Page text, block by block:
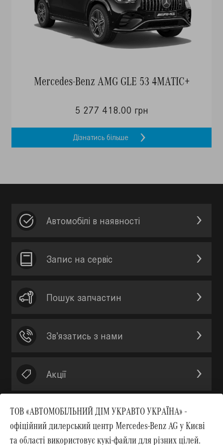
Mercedes-Benz AMG GLE 53 4MATIC+
5 277 418.00 грн
Дізнатись більше
ТОВ «АВТОМОБІЛЬНИЙ ДІМ УКРАВТО УКРАЇНА» -
офіційний дилерський центр Mercedes-Benz AG у Києві
та області використовує кукі-файли для різних цілей.
Автомобілі в наявності
Запис на сервic
Пошук запчастин
Зв’язатись з нами
Акції
Вгору